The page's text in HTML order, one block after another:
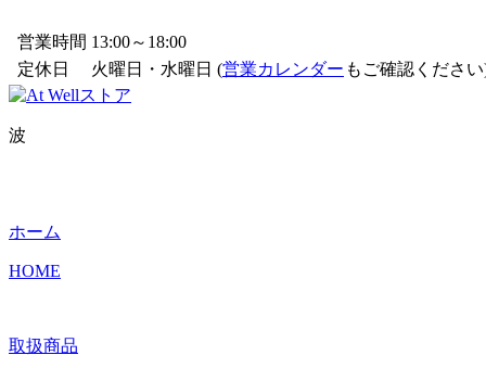
営業時間 13:00～18:00
定休日
火曜日・水曜日 (営業カレンダー もご確認くださ
波
ホーム
HOME
取扱商品